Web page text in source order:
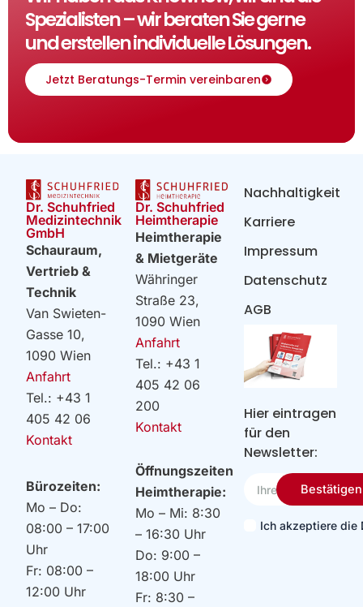
Spezialisten – wir beraten Sie gerne
und erstellen individuelle Lösungen.
Jetzt Beratungs-Termin vereinbaren
Dr. Schuhfried
Medizintechnik
GmbH
Schauraum,
Vertrieb &
Technik
Van Swieten-
Gasse 10,
1090 Wien
Anfahrt
Tel.: +43 1
405 42 06
Kontakt
Bürozeiten:
Mo – Do:
08:00 – 17:00
Uhr
Fr: 08:00 –
12:00 Uhr
Dr. Schuhfried
Heimtherapie
Heimtherapie
& Mietgeräte
Währinger
Straße 23,
1090 Wien
Anfahrt
Tel.: +43 1
405 42 06
200
Kontakt
Öffnungszeiten
Heimtherapie:
Mo – Mi: 8:30
– 16:30 Uhr
Do: 9:00 –
18:00 Uhr
Fr: 8:30 –
Hier eintragen
für den
Newsletter:
Email
Ich akzeptiere die
Bestätigen
Nachhaltigkeit
Karriere
Impressum
Datenschutz
AGB